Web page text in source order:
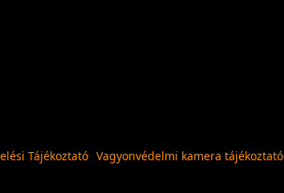
Tájékoztató Vagyonvédelmi kamera tájékoztató